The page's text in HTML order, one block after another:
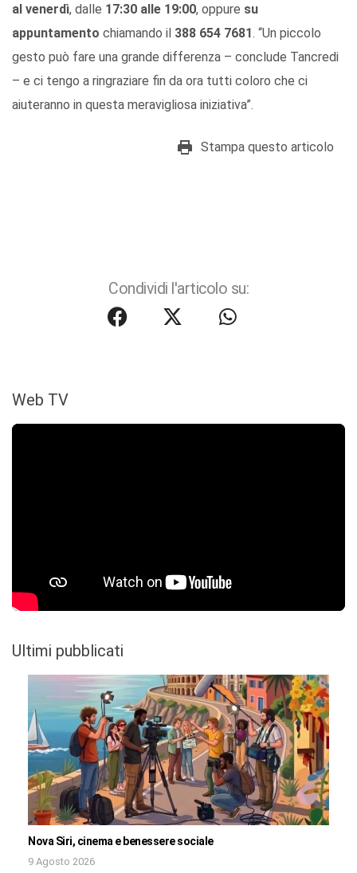
al venerdì, dalle 17:30 alle 19:00, oppure su
appuntamento chiamando il 388 654 7681. “Un piccolo
gesto può fare una grande differenza – conclude Tancredi
– e ci tengo a ringraziare fin da ora tutti coloro che ci
aiuteranno in questa meravigliosa iniziativa”.
Stampa questo articolo
Condividi l'articolo su:
Web TV
Ultimi pubblicati
Nova Siri, cinema e benessere sociale
9 Agosto 2026